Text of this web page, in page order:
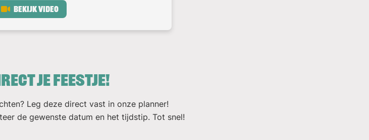
Bekijk video
je feestje!
Leg deze direct vast in onze planner!
de gewenste datum en het tijdstip. Tot snel!